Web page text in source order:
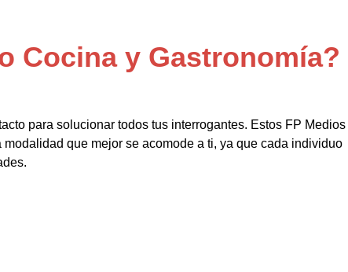
Cocina y Gastronomía?
para solucionar todos tus interrogantes. Estos FP Medios
que mejor se acomode a ti, ya que cada individuo